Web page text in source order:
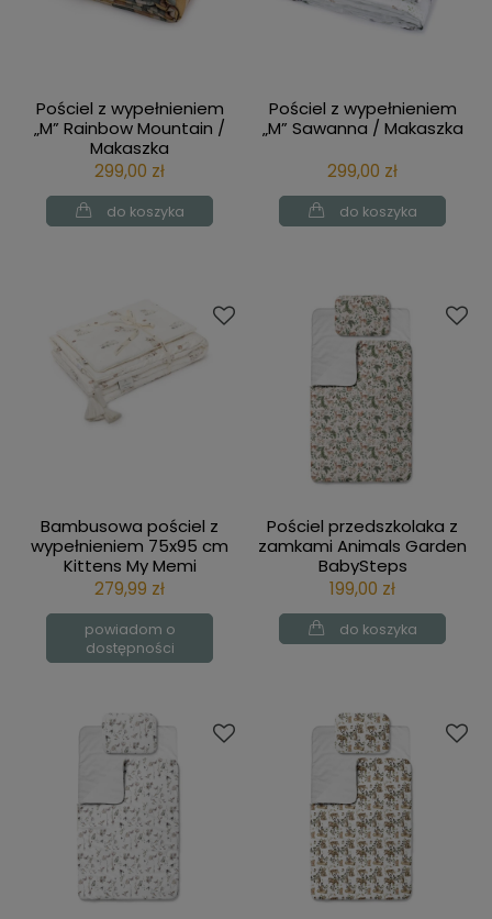
Pościel z wypełnieniem
„M” Rainbow Mountain /
Makaszka
299,00 zł
do koszyka
Pościel z wypełnieniem
„M” Sawanna / Makaszka
299,00 zł
do koszyka
Bambusowa pościel z
wypełnieniem 75x95 cm
Kittens My Memi
279,99 zł
powiadom o
dostępności
Pościel przedszkolaka z
zamkami Animals Garden
BabySteps
199,00 zł
do koszyka